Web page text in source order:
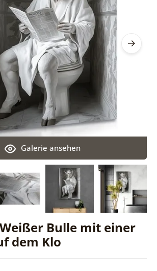
Bulle mit einer
dem Klo
Galerie ansehen